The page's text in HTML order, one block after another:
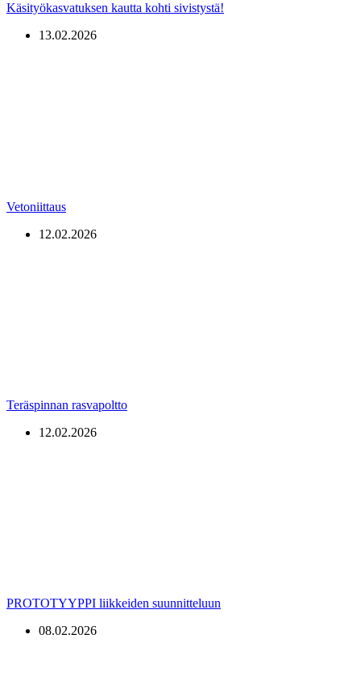
Käsityökasvatuksen kautta kohti sivistystä!
13.02.2026
Vetoniittaus
12.02.2026
Teräspinnan rasvapoltto
12.02.2026
PROTOTYYPPI liikkeiden suunnitteluun
08.02.2026